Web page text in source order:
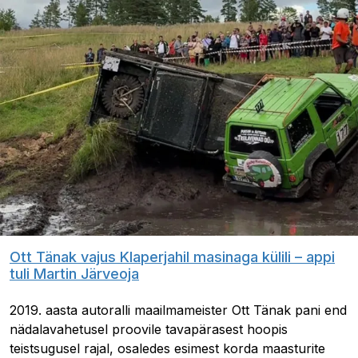
Ott Tänak vajus Klaperjahil masinaga külili – appi
tuli Martin Järveoja
2019. aasta autoralli maailmameister Ott Tänak pani end
nädalavahetusel proovile tavapärasest hoopis
teistsugusel rajal, osaledes esimest korda maasturite